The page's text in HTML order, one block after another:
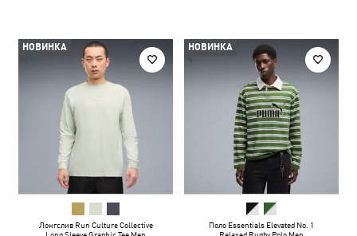
НОВИНКА
Лонгслив Run Culture Collective
НОВИНКА
Поло Essentials Elevated No. 1